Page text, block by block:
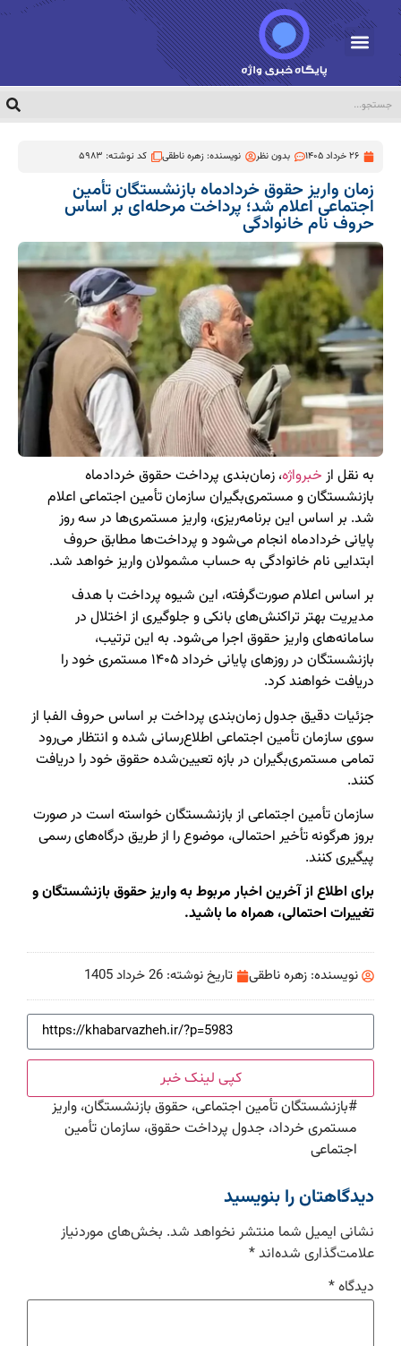
26 خرداد 1405 بدون نظر نویسنده:زهره ناطقی کد نوشته: 5983
زمان واریز حقوق خردادماه بازنشستگان تأمین
اجتماعی اعلام شد؛ پرداخت مرحله‌ای بر اساس
حروف نام خانوادگی
به نقل از خبرواژه، زمان‌بندی پرداخت حقوق خردادماه
بازنشستگان و مستمری‌بگیران سازمان تأمین اجتماعی اعلام
شد. بر اساس این برنامه‌ریزی، واریز مستمری‌ها در سه روز
پایانی خردادماه انجام می‌شود و پرداخت‌ها مطابق حروف
ابتدایی نام خانوادگی به حساب مشمولان واریز خواهد شد.
بر اساس اعلام صورت‌گرفته، این شیوه پرداخت با هدف
مدیریت بهتر تراکنش‌های بانکی و جلوگیری از اختلال در
سامانه‌های واریز حقوق اجرا می‌شود. به این ترتیب،
بازنشستگان در روزهای پایانی خرداد ۱۴۰۵ مستمری خود را
دریافت خواهند کرد.
جزئیات دقیق جدول زمان‌بندی پرداخت بر اساس حروف الفبا از
سوی سازمان تأمین اجتماعی اطلاع‌رسانی شده و انتظار می‌رود
تمامی مستمری‌بگیران در بازه تعیین‌شده حقوق خود را دریافت
کنند.
سازمان تأمین اجتماعی از بازنشستگان خواسته است در صورت
بروز هرگونه تأخیر احتمالی، موضوع را از طریق درگاه‌های رسمی
پیگیری کنند.
برای اطلاع از آخرین اخبار مربوط به واریز حقوق بازنشستگان و
تغییرات احتمالی، همراه ما باشید.
نویسنده: زهره ناطقی تاریخ نوشته: 26 خرداد 1405
کپی لینک خبر
#بازنشستگان تأمین اجتماعی، حقوق بازنشستگان، واریز
مستمری خرداد، جدول پرداخت حقوق، سازمان تأمین
اجتماعی
دیدگاهتان را بنویسید
نشانی ایمیل شما منتشر نخواهد شد. بخش‌های موردنیاز
علامت‌گذاری شده‌اند*
دیدگاه*